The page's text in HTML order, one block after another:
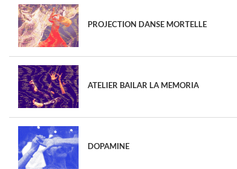
PROJECTION DANSE MORTELLE
ATELIER BAILAR LA MEMORIA
DOPAMINE